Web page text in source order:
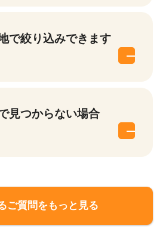
で絞り込みできます
見つからない場合
ご質問をもっと見る